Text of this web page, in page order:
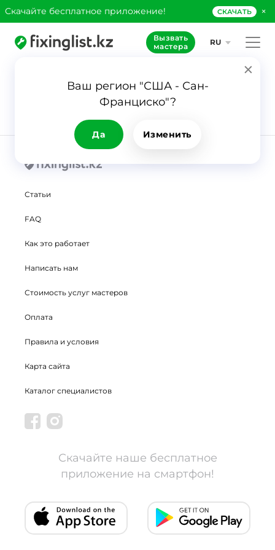
Скачайте бесплатное приложение! СКАЧАТЬ ×
Вызвать
мастера
RU
Ваш регион "США - Сан-
Франциско"?
Да Изменить
Карта сайта
Статьи
FAQ
Как это работает
Написать нам
Стоимость услуг мастеров
Оплата
Правила и условия
Карта сайта
Каталог специалистов
Скачайте наше бесплатное
приложение на смартфон!